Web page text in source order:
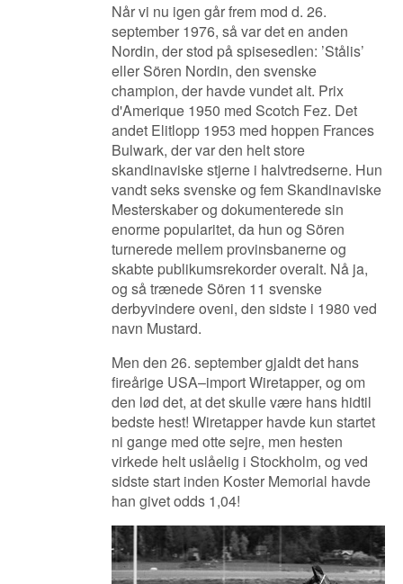
Når vi nu igen går frem mod d. 26.
september 1976, så var det en anden
Nordin, der stod på spisesedlen: ’Stålis’
eller Sören Nordin, den svenske
champion, der havde vundet alt. Prix
d'Amerique 1950 med Scotch Fez. Det
andet Elitlopp 1953 med hoppen Frances
Bulwark, der var den helt store
skandinaviske stjerne i halvtredserne. Hun
vandt seks svenske og fem Skandinaviske
Mesterskaber og dokumenterede sin
enorme popularitet, da hun og Sören
turnerede mellem provinsbanerne og
skabte publikumsrekorder overalt. Nå ja,
og så trænede Sören 11 svenske
derbyvindere oveni, den sidste i 1980 ved
navn Mustard.
Men den 26. september gjaldt det hans
fireårige USA–import Wiretapper, og om
den lød det, at det skulle være hans hidtil
bedste hest! Wiretapper havde kun startet
ni gange med otte sejre, men hesten
virkede helt uslåelig i Stockholm, og ved
sidste start inden Koster Memorial havde
han givet odds 1,04!